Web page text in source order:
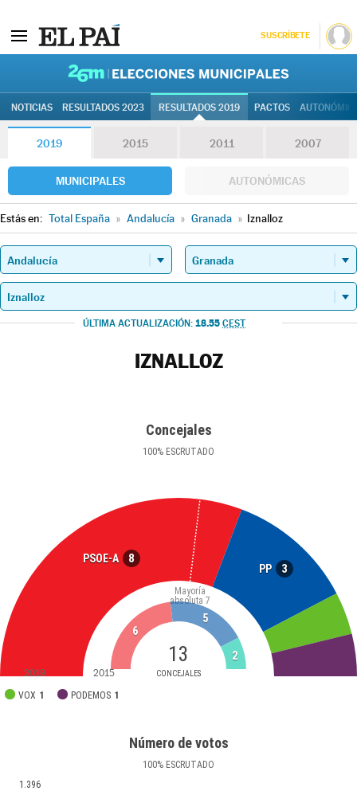
SUSCRÍBETE
NOTICIAS RESULTADOS 2023 RESULTADOS 2019 PACTOS
2019 2015 2011 2007
MUNICIPALES AUTONÓMICAS
Estás en: Total España » Andalucía » Granada » Iznalloz
ÚLTIMA ACTUALIZACIÓN: 18.55 CEST
IZNALLOZ
Concejales
100% ESCRUTADO
PSOE-A 8
PP 3
13
CONCEJALES
Mayoría
absoluta 7
VOX 1 PODEMOS 1
6
5
2
2019 2015
Número de votos
100% ESCRUTADO
1.396